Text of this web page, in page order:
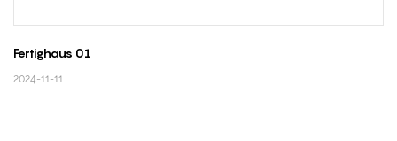
Fertighaus 01
2024-11-11